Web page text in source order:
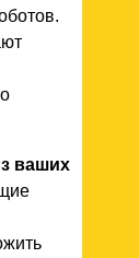
ваших